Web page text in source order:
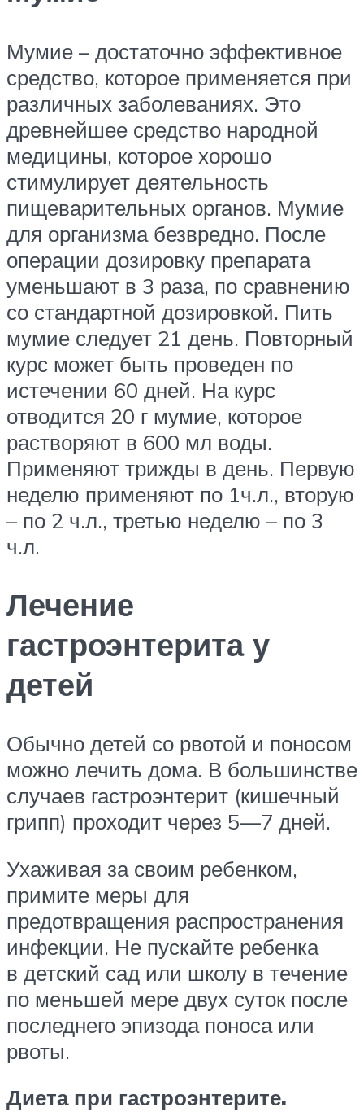
Мумие – достаточно эффективное
средство, которое применяется при
различных заболеваниях. Это
древнейшее средство народной
медицины, которое хорошо
стимулирует деятельность
пищеварительных органов. Мумие
для организма безвредно. После
операции дозировку препарата
уменьшают в 3 раза, по сравнению
со стандартной дозировкой. Пить
мумие следует 21 день. Повторный
курс может быть проведен по
истечении 60 дней. На курс
отводится 20 г мумие, которое
растворяют в 600 мл воды.
Применяют трижды в день. Первую
неделю применяют по 1ч.л., вторую
– по 2 ч.л., третью неделю – по 3
ч.л.
Лечение
гастроэнтерита у
детей
Обычно детей со рвотой и поносом
можно лечить дома. В большинстве
случаев гастроэнтерит (кишечный
грипп) проходит через 5—7 дней.
Ухаживая за своим ребенком,
примите меры для
предотвращения распространения
инфекции. Не пускайте ребенка
в детский сад или школу в течение
по меньшей мере двух суток после
последнего эпизода поноса или
рвоты.
Диета при гастроэнтерите.